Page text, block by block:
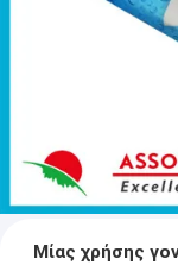
Μίας χρήσης